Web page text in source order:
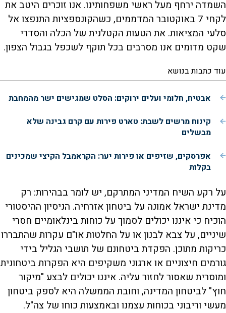
השמדה ירחף מעל ראשי משפחותינו. אנו זוכרים היטב את
לקחי 7 באוקטובר המדממים, כשהקונספציות התנפצו אל
סלעי המציאות. את הטעות הקטלנית של הכלה והסדרי
שקט מדומים אנו מסרבים בכל תוקף לשכפל בגבול הצפון.
עוד כתבות בנושא
אבטיח, חלומי ועלים ירוקים: הסלט שמגישים ישר מהמחבת
קינוח מרשים לשבת: טארט פירות עם קרם גבינה שלא
מבשלים
אפרסקים, שזיפים או פירות יער: הקראמבל הקיצי שמכינים
בקלות
על רקע השיח המדיני המתרקם, יש לומר בבהירות: רק
מדינת ישראל אמונה על ביטחון אזרחיה. הניסיון ההיסטורי
הוכיח כי איננו יכולים לסמוך על כוחות בינלאומיים חסרי
שיניים, על צבא לבנון או על החלטות או"ם עקרות שהתבררו
כריקות מתוכן. הפקדת ביטחונם של תושבי הגליל בידי
גורמים חיצוניים או ארגוני משקיפים היא הפקרות ביטחונית
ומוסרית שאסור לחזור עליה. איננו יכולים לבצע "מיקור
חוץ" לביטחון המדינה, וחובת הממשלה היא לספק ביטחון
מעשי וריבוני בכוחות עצמנו ובאמצעות כוחו של צה"ל.